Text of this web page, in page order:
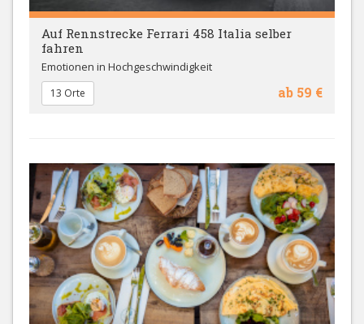
Auf Rennstrecke Ferrari 458 Italia selber
fahren
Emotionen in Hochgeschwindigkeit
ab 59 €
13 Orte